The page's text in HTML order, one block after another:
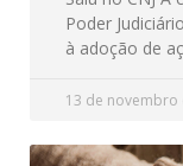
Poder
à adoção de
13 de novembro